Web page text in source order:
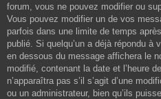
forum, vous ne pouvez modifier ou
Vous pouvez modifier un de vos
parfois dans une limite de temps
publié. Si quelqu’un a déjà répondu
en dessous du message affichera le
modifié, contenant la date et l’heure
n’apparaîtra pas s’il s’agit d’une
ou un administrateur, bien qu’ils